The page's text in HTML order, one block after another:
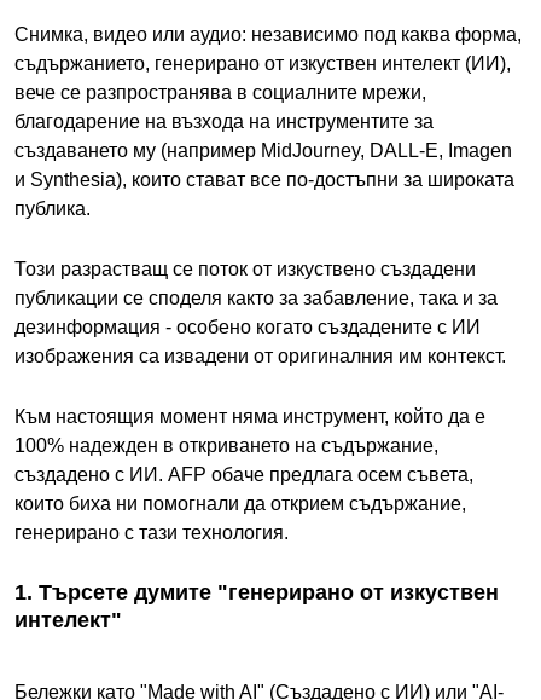
Снимка, видео или аудио: независимо под каква форма,
съдържанието, генерирано от изкуствен интелект (ИИ),
вече се разпространява в социалните мрежи,
благодарение на възхода на инструментите за
създаването му (например MidJourney, DALL-E, Imagen
и Synthesia), които стават все по-достъпни за широката
публика.
Този разрастващ се поток от изкуствено създадени
публикации се споделя както за забавление, така и за
дезинформация - особено когато създадените с ИИ
изображения са извадени от оригиналния им контекст.
Към настоящия момент няма инструмент, който да е
100% надежден в откриването на съдържание,
създадено с ИИ. AFP обаче предлага осем съвета,
които биха ни помогнали да открием съдържание,
генерирано с тази технология.
1. Търсете думите "генерирано от изкуствен
интелект"
Бележки като "Made with AI" (Създадено с ИИ) или "AI-